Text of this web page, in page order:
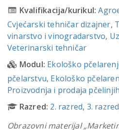
Kvalifikacija/kurikul:
Cvjećarski tehničar dizajner,
vinarstvo i vinogradarstvo,
Veterinarski tehničar
Modul: Ekološko
pčelarstvu, Ekološko
Proizvodnja i prodaja
Razred: 2. razred, 3. razred
Obrazovni materijal